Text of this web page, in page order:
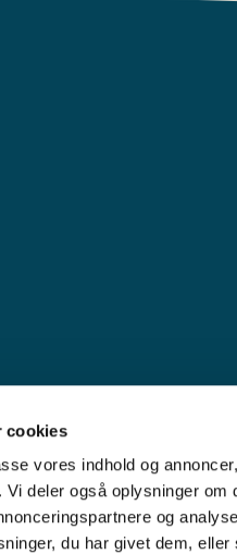
cookies
vores indhold og
deler også oplysninger
og
du har givet dem,